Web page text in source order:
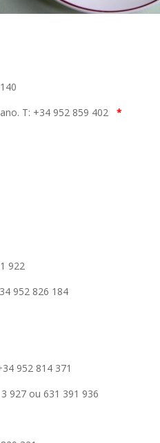
T: +34 952 859 402*
922
952 826 184
952 814 371
927 ou 631 391 936